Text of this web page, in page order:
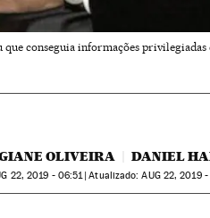
conseguia informações privilegiadas
OLIVEIRA DANIEL
22, 2019 - 06:51 atualizado: AUG22, 2019 -